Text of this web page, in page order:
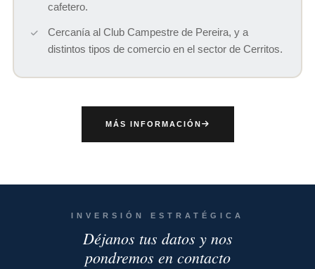
cafetero.
Cercanía al Club Campestre de Pereira, y a
distintos tipos de comercio en el sector de Cerritos.
MÁS INFORMACIÓN
INVERSIÓN ESTRATÉGICA
Déjanos tus datos y nos
pondremos en contacto